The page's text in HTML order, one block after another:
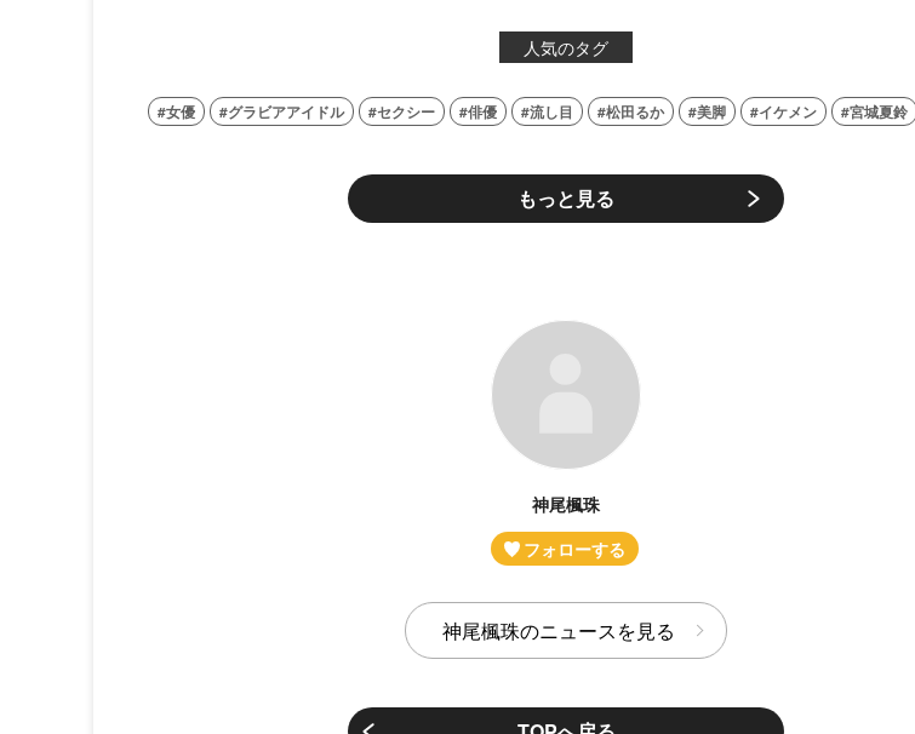
人気のタグ
女優 グラビアアイドル セクシー 俳優 流し目 松田るか 美脚 イケメン 宮城夏鈴
もっと見る
神尾楓珠
神尾楓珠のニュースを見る